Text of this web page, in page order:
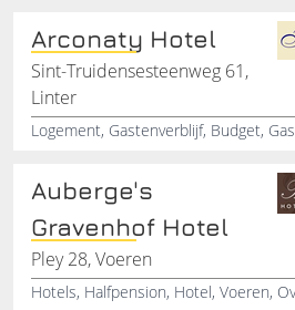
Arconaty Hotel
Sint-Truidensesteenweg 61,
Linter
Auberge's
Gravenhof Hotel
Pley 28, Voeren